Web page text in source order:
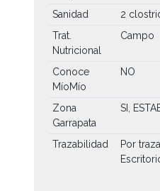
Sanidad
2
Trat.
Nutricional
Campo
Conoce
MíoMío
NO
Zona
Garrapata
SI,
Trazabilidad
Por